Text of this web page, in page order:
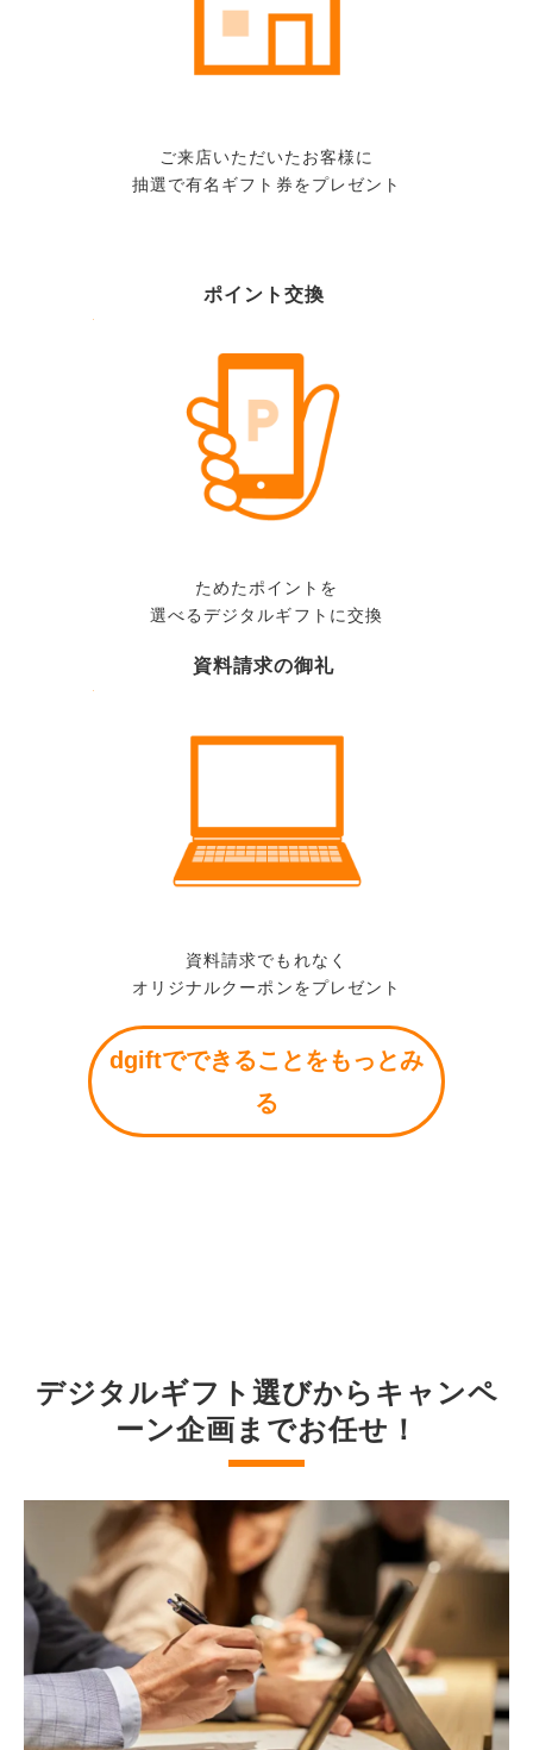
ご来店いただいたお客様に
抽選で有名ギフト券をプレゼント
ポイント交換
ためたポイントを
選べるデジタルギフトに交換
資料請求の御礼
資料請求でもれなく
オリジナルクーポンをプレゼント
dgiftでできることをもっとみ
る
デジタルギフト選びからキャンペ
ーン企画までお任せ！